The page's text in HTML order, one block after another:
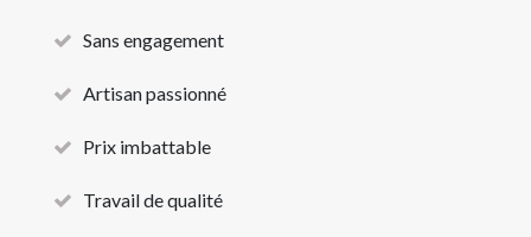
Sans engagement
Artisan passionné
Prix imbattable
Travail de qualité